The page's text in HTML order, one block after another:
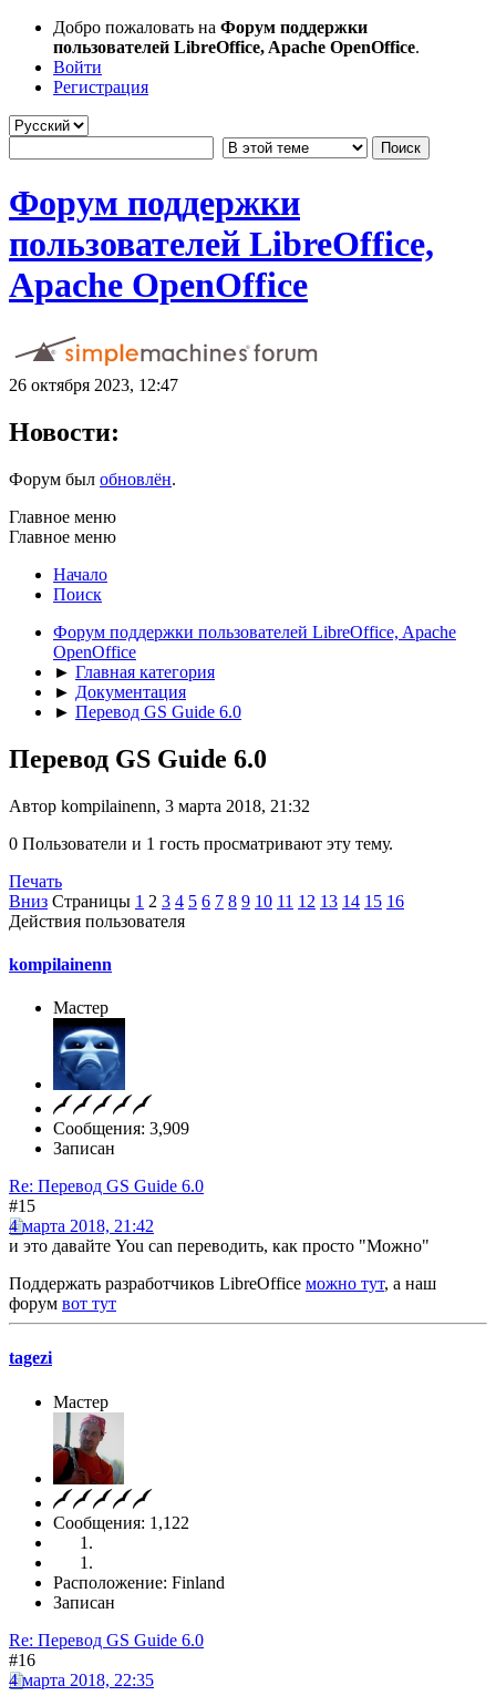
Добро пожаловать на Форум поддержки
пользователей LibreOffice, Apache OpenOffice.
Войти
Регистрация
Форум поддержки
пользователей LibreOffice,
Apache OpenOffice
26 октября 2023, 12:47
Новости:
Форум был обновлён.
Главное меню
Главное меню
Начало
Поиск
Форум поддержки пользователей LibreOffice, Apache
OpenOffice
► Главная категория
► Документация
► Перевод GS Guide 6.0
Перевод GS Guide 6.0
Автор kompilainenn, 3 марта 2018, 21:32
0 Пользователи и 1 гость просматривают эту тему.
Печать
Вниз Страницы 1 2 3 4 5 6 7 8 9 10 11 12 13 14 15 16
Действия пользователя
kompilainenn
Мастер
Сообщения: 3,909
Записан
Re: Перевод GS Guide 6.0
#15
4 марта 2018, 21:42
и это давайте You can переводить, как просто "Можно"
Поддержать разработчиков LibreOffice можно тут, а наш
форум вот тут
tagezi
Мастер
Сообщения: 1,122
Расположение: Finland
Записан
Re: Перевод GS Guide 6.0
#16
4 марта 2018, 22:35